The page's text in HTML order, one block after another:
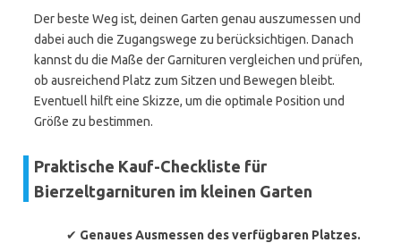
Der beste Weg ist, deinen Garten genau auszumessen und
dabei auch die Zugangswege zu berücksichtigen. Danach
kannst du die Maße der Garnituren vergleichen und prüfen,
ob ausreichend Platz zum Sitzen und Bewegen bleibt.
Eventuell hilft eine Skizze, um die optimale Position und
Größe zu bestimmen.
Praktische Kauf-Checkliste für
Bierzeltgarnituren im kleinen Garten
✔ Genaues Ausmessen des verfügbaren Platzes.